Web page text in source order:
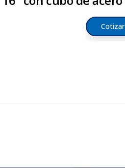
Cotizar